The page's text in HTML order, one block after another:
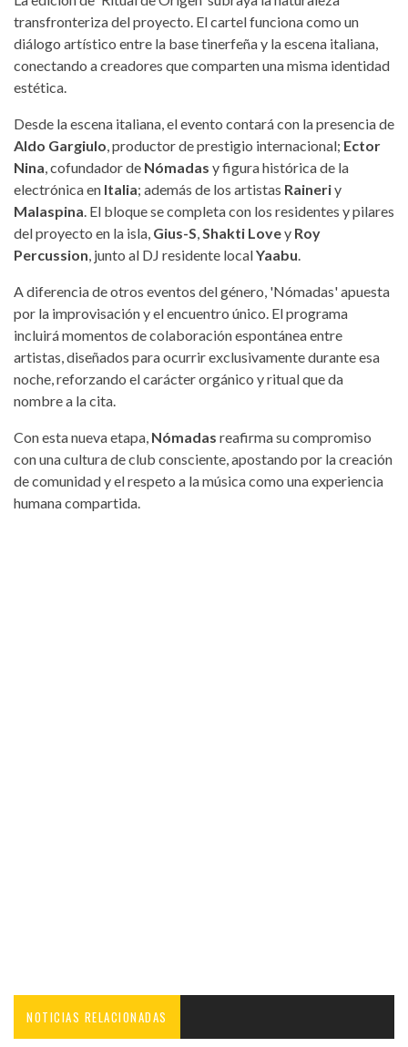
transfronteriza del proyecto. El cartel funciona como un
diálogo artístico entre la base tinerfeña y la escena italiana,
conectando a creadores que comparten una misma identidad
estética.
Desde la escena italiana, el evento contará con la presencia de
Aldo Gargiulo, productor de prestigio internacional; Ector
Nina, cofundador de Nómadas y figura histórica de la
electrónica en Italia; además de los artistas Raineriy
Malaspina. El bloque se completa con los residentes y pilares
del proyecto en la isla, Gius-S,Shakti Lovey Roy
Percussion, junto al DJ residente localYaabu.
A diferencia de otros eventos del género, 'Nómadas' apuesta
por la improvisación y el encuentro único. El programa
incluirá momentos de colaboración espontánea entre
artistas, diseñados para ocurrir exclusivamente durante esa
noche, reforzando el carácter orgánico y ritual que da
nombre a la cita.
Con esta nueva etapa, Nómadas reafirma su compromiso
con una cultura de club consciente, apostando por la creación
de comunidad y el respeto a la música como una experiencia
humana compartida.
NOTICIAS RELACIONADAS